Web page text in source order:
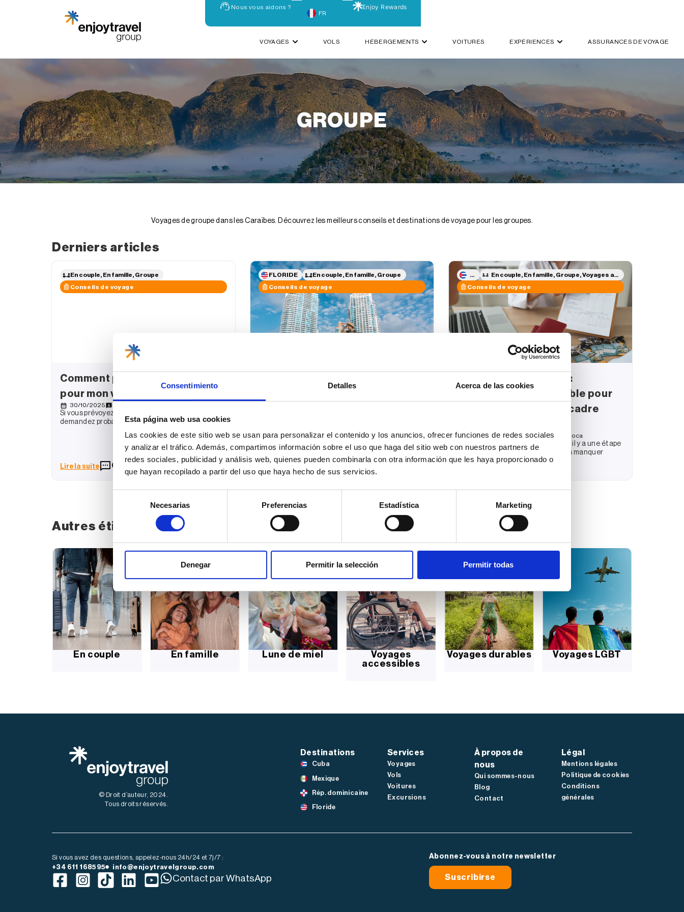
Consentimiento Detalles Acerca de las cookies
Esta página web usa cookies
Las cookies de este sitio web se usan para personalizar el contenido y los anuncios, ofrecer funciones de redes sociales
y analizar el tráfico. Además, compartimos información sobre el uso que haga del sitio web con nuestros partners de
redes sociales, publicidad y análisis web, quienes pueden combinarla con otra información que les haya proporcionado o
que hayan recopilado a partir del uso que haya hecho de sus servicios.
consentimiento
Necesarias Preferencias Estadística Marketing
Denegar Permitir la selección Permitir todas
Nous vous aidons ?
FR
Enjoy Rewards
VOYAGES VOLS HÉBERGEMENTS VOITURES EXPÉRIENCES ASSURANCES DE VOYAGE
GROUPE
Voyages de groupe dans les Caraïbes. Découvrez les meilleurs conseils et destinations de voyage pour les groupes.
Derniers articles
En couple, En famille, Groupe
Conseils de voyage
Comment préparer ma valise
pour mon voyage à Cuba
30/10/2025
Si vous prévoyez un voyage à Cuba, vous vous
demandez probablement ce qu’il faut emporter et
Lire la suite 0
FLORIDE
En couple, En famille, Groupe
Conseils de voyage
03/10/2025 Publié parDayana Roca
La Floride, le « Sunshine State », est connue pour
ses parcs à thème, ses plages de sable blanc et
son
CUBA
En couple, En famille, Groupe, Voyages accessibles, Voyages
Conseils de voyage
Formulaire D’Viajeros :
document indispensable pour
entrer à Cuba dans le cadre
30/09/2025 Publié parDayana Roca
Si vous planifiez un voyage à Cuba, il y a une étape
obligatoire que vous ne pouvez pas manquer
0
Autres étiquettes
En couple En famille Lune de miel
Voyages
accessibles
Voyages durables Voyages LGBT
© Droit d’auteur, 2024.
Tous droits réservés.
Destinations
Cuba
Mexique
Rép. dominicaine
Floride
Services
Voyages
Vols
Voitures
Excursions
À propos de
nous
Qui sommes-nous
Blog
Contact
Légal
Mentions légales
Politique de cookies
Conditions
générales
Si vous avez des questions, appelez-nous 24h/24 et 7j/7 :
+34 611 168595
info@enjoytravelgroup.com
Contact par WhatsApp
Abonnez-vous à notre newsletter
Suscribirse